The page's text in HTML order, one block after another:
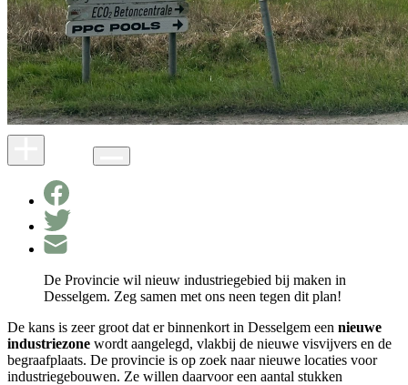
De Provincie wil nieuw industriegebied bij maken in
Desselgem. Zeg samen met ons neen tegen dit plan!
De kans is zeer groot dat er binnenkort in Desselgem een nieuwe
industriezone wordt aangelegd, vlakbij de nieuwe visvijvers en de
begraafplaats. De provincie is op zoek naar nieuwe locaties voor
industriegebouwen. Ze willen daarvoor een aantal stukken